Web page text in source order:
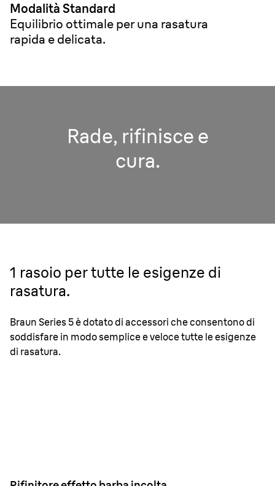
Modalità Standard
Equilibrio ottimale per una rasatura
rapida e delicata.
Rade, rifinisce e
cura.
1 rasoio per tutte le esigenze di
rasatura.
Braun Series 5 è dotato di accessori che consentono di
soddisfare in modo semplice e veloce tutte le esigenze
di rasatura.